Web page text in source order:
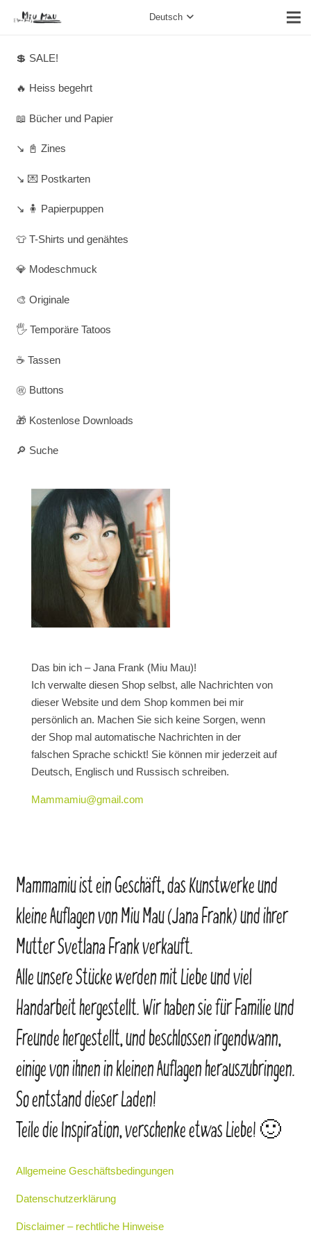
Deutsch
💲 SALE!
🔥 Heiss begehrt
📖 Bücher und Papier
↘️ 📓 Zines
↘️ 💌 Postkarten
↘️ 🧍 Papierpuppen
👕 T-Shirts und genähtes
💎 Modeschmuck
🎨 Originale
🖐️ Temporäre Tatoos
☕ Tassen
㊗️ Buttons
🎁 Kostenlose Downloads
🔎 Suche
Das bin ich – Jana Frank (Miu Mau)!
Ich verwalte diesen Shop selbst, alle Nachrichten von
dieser Website und dem Shop kommen bei mir
persönlich an. Machen Sie sich keine Sorgen, wenn
der Shop mal automatische Nachrichten in der
falschen Sprache schickt! Sie können mir jederzeit auf
Deutsch, Englisch und Russisch schreiben.
Mammamiu@gmail.com
Mammamiu ist ein Geschäft, das Kunstwerke und
kleine Auflagen von Miu Mau (Jana Frank) und ihrer
Mutter Svetlana Frank verkauft.
Alle unsere Stücke werden mit Liebe und viel
Handarbeit hergestellt. Wir haben sie für Familie und
Freunde hergestellt, und beschlossen irgendwann,
einige von ihnen in kleinen Auflagen herauszubringen.
So entstand dieser Laden!
Teile die Inspiration, verschenke etwas Liebe! 🙂
Allgemeine Geschäftsbedingungen
Datenschutzerklärung
Disclaimer – rechtliche Hinweise